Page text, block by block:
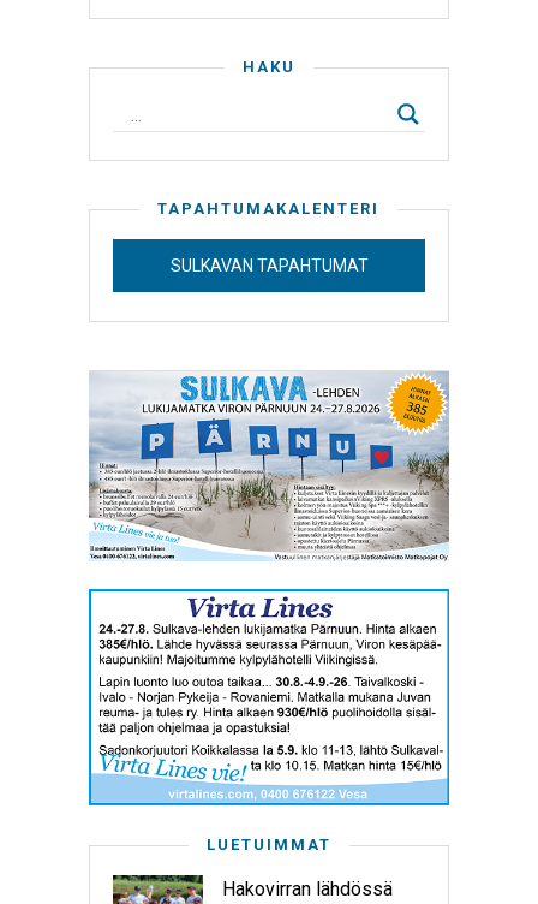
HAKU
TAPAHTUMAKALENTERI
SULKAVAN TAPAHTUMAT
LUETUIMMAT
Hakovirran lähdössä